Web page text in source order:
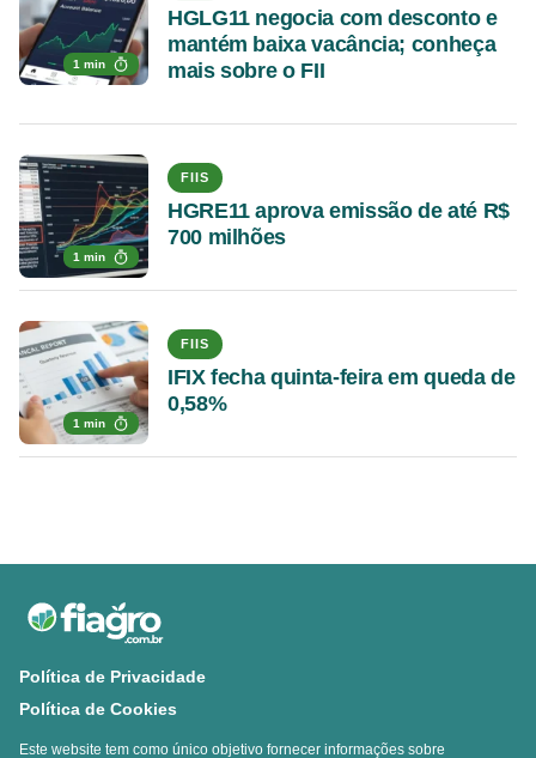
1 min
HGLG11 negocia com desconto e
mantém baixa vacância; conheça
mais sobre o FII
1 min
FIIS
HGRE11 aprova emissão de até R$
700 milhões
1 min
FIIS
IFIX fecha quinta-feira em queda de
0,58%
Política de Privacidade
Política de Cookies
Este website tem como único objetivo fornecer informações sobre